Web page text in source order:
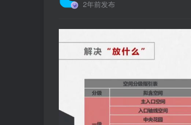
2年前发布